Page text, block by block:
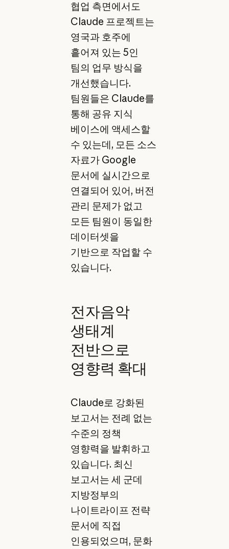
협업 측면에서도
Claude 프로젝트는
영국과 호주에
흩어져 있는 5인
팀의 업무 방식을
개선했습니다.
팀원들은 Claude를
통해 공유 지식
베이스에 액세스할
수 있는데, 모든 소스
자료가 Google
문서에 실시간으로
연결되어 있어, 버전
관리 문제가 없고
모든 팀원이 동일한
데이터셋을
기반으로 작업할 수
있습니다.
전자음악
생태계
전반으로
영향력 확대
Claude로 강화된
보고서는 전례 없는
수준의 정책
영향력을 발휘하고
있습니다. 최신
보고서는 세 군데
지방정부의
나이트라이프 전략
문서에 직접
인용되었으며, 문화